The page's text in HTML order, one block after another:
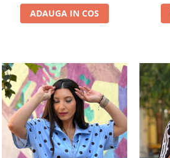
ADAUGA IN COS